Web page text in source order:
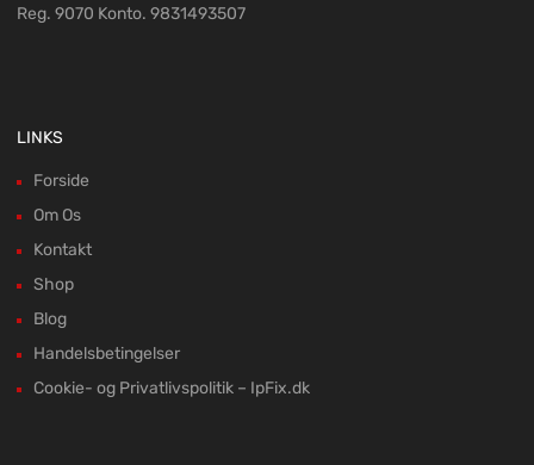
Reg. 9070 Konto. 9831493507
LINKS
Forside
Om Os
Kontakt
Shop
Blog
Handelsbetingelser
Cookie- og Privatlivspolitik – IpFix.dk